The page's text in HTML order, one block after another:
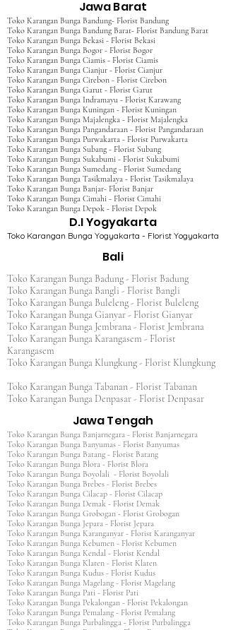
Jawa Barat
Toko Karangan Bunga Bandung- Florist Bandung
Toko Karangan Bunga Bandung Barat- Florist Bandung Barat
Toko Karangan Bunga Bekasi - Florist Bekasi
Toko Karangan Bunga Bogor - Florist Bogor
Toko Karangan Bunga Ciamis - Florist Ciamis
Toko Karangan Bunga Cianjur - Florist Cianjur
Toko Karangan Bunga Cirebon - Florist Cirebon
Toko Karangan Bunga Garut - Florist Garut
Toko Karangan Bunga Indramayu - Florist Karawang
Toko Karangan Bunga Kuningan - Florist Kuningan
Toko Karangan Bunga Majalengka - Florist Majalengka
Toko Karangan Bunga Pangandaraan - Florist Pangandaraan
Toko Karangan Bunga Purwakarta - Florist Purwakarta
Toko Karangan Bunga Subang - Florist Subang
Toko Karangan Bunga Sukabumi - Florist Sukabumi
Toko Karangan Bunga Sumedang - Florist Sumedang
Toko Karangan Bunga Tasikmalaya - Florist Tasikmalaya
Toko Karangan Bunga Banjar- Florist Banjar
Toko Karangan Bunga Cimahi - Florist Cimahi
Toko Karangan Bunga Depok - Florist Depok
D.I Yogyakarta
Toko Karangan Bunga Yogyakarta - Florist Yogyakarta
Bali
Toko Karangan Bunga Badung - Florist Badung
Toko Karangan Bunga Bangli - Florist Bangli
Toko Karangan Bunga Buleleng - Florist Buleleng
Toko Karangan Bunga Gianyar - Florist Gianyar
Toko Karangan Bunga Jembrana - Florist Jembrana
Toko Karangan Bunga Karangasem - Florist
Karangasem
Toko Karangan Bunga Klungkung - Florist Klungkung
Toko Karangan Bunga Tabanan - Florist Tabanan
Toko Karangan Bunga Denpasar - Florist Denpasar
Jawa Tengah
Toko Karangan Bunga Banjarnegara - Florist Banjarnegara
Toko Karangan Bunga Banyumas - Florist Banyumas
Toko Karangan Bunga Batang - Florist Batang
Toko Karangan Bunga Blora - Florist Blora
Toko Karangan Bunga Boyolali - Florist Boyolali
Toko Karangan Bunga Brebes - Florist Brebes
Toko Karangan Bunga Cilacap - Florist Cilacap
Toko Karangan Bunga Demak - Florist Demak
Toko Karangan Bunga Grobogan - Florist Grobogan
Toko Karangan Bunga Jepara - Florist Jepara
Toko Karangan Bunga Karanganyar - Florist Karanganyar
Toko Karangan Bunga Kebumen - Florist Kebumen
Toko Karangan Bunga Kendal - Florist Kendal
Toko Karangan Bunga Klaten - Florist Klaten
Toko Karangan Bunga Kudus - Florist Kudus
Toko Karangan Bunga Magelang - Florist Magelang
Toko Karangan Bunga Pati - Florist Pati
Toko Karangan Bunga Pekalongan - Florist Pekalongan
Toko Karangan Bunga Pemalang - Florist Pemalang
Toko Karangan Bunga Purbalingga - Florist Purbalingga